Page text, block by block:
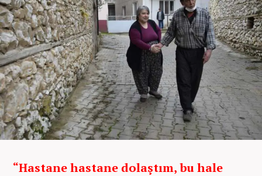
“Hastane hastane dolaştım, bu hale